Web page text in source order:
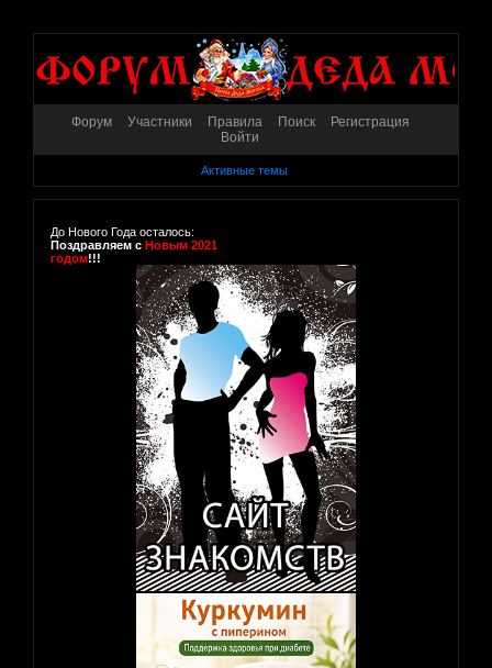
Форум Участники Правила Поиск
Регистрация
Войти
Активные темы
До Нового Года осталось:
Поздравляем с Новым 2021
годом!!!